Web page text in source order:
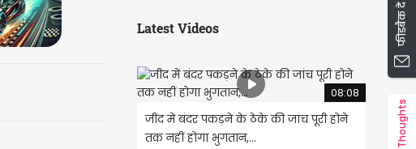
Latest Videos
08:08
जींद में बंदर पकड़ने के ठेके की जांच पूरी होने
तक नहीं होगा भुगतान,...
फीडबैक दें
Thoughts